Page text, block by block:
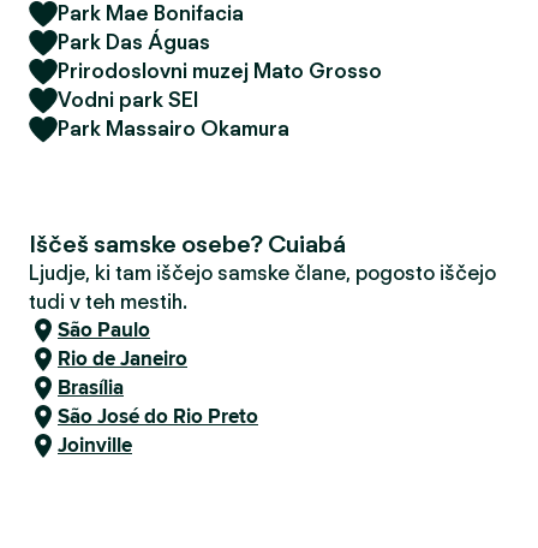
Park Mae Bonifacia
Park Das Águas
Prirodoslovni muzej Mato Grosso
Vodni park SEI
Park Massairo Okamura
Iščeš samske osebe? Cuiabá
Ljudje, ki tam iščejo samske člane, pogosto iščejo
tudi v teh mestih.
São Paulo
Rio de Janeiro
Brasília
São José do Rio Preto
Joinville